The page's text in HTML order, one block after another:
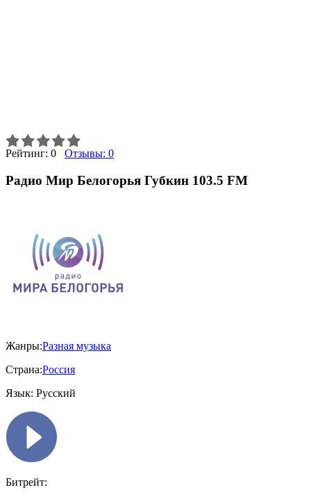
Рейтинг: 0 Отзывы: 0
Радио Мир Белогорья Губкин 103.5 FM
Жанры:Разная музыка
Страна:Россия
Язык: Русский
Битрейт: